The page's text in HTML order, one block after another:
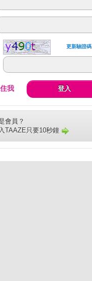
更新驗證碼
我 登入
會員？
TAAZE只要10秒鐘